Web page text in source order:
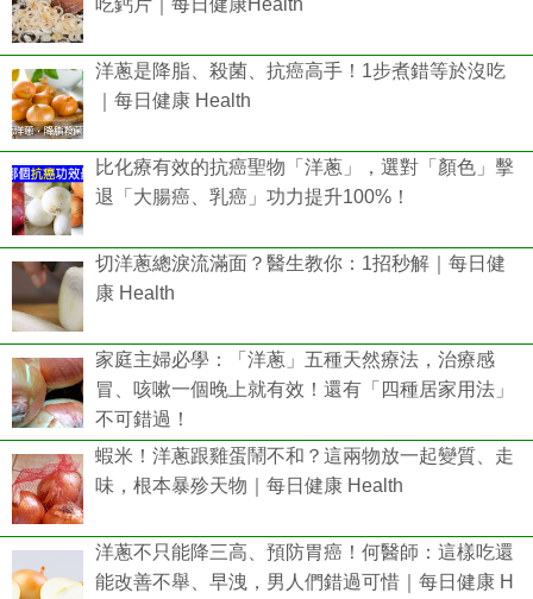
吃鈣片｜每日健康Health
洋蔥是降脂、殺菌、抗癌高手！1步煮錯等於沒吃
｜每日健康 Health
比化療有效的抗癌聖物「洋蔥」，選對「顏色」擊
退「大腸癌、乳癌」功力提升100%！
切洋蔥總淚流滿面？醫生教你：1招秒解｜每日健
康 Health
家庭主婦必學：「洋蔥」五種天然療法，治療感
冒、咳嗽一個晚上就有效！還有「四種居家用法」
不可錯過！
蝦米！洋蔥跟雞蛋鬧不和？這兩物放一起變質、走
味，根本暴殄天物｜每日健康 Health
洋蔥不只能降三高、預防胃癌！何醫師：這樣吃還
能改善不舉、早洩，男人們錯過可惜｜每日健康 H